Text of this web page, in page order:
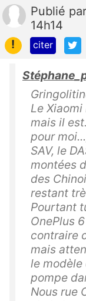
Publié par
14h14
!
citer
Le
mais il
pour
SAV, le
montées
des
restant
Pourtant
OnePlus
contraire
mais
le modèle
pompe
Nous rue